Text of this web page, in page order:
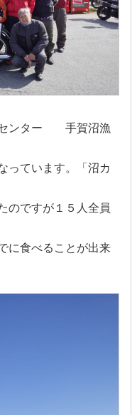
センター 手賀沼漁
っています。「沼カ
のですが１５人全員
に食べることが出来